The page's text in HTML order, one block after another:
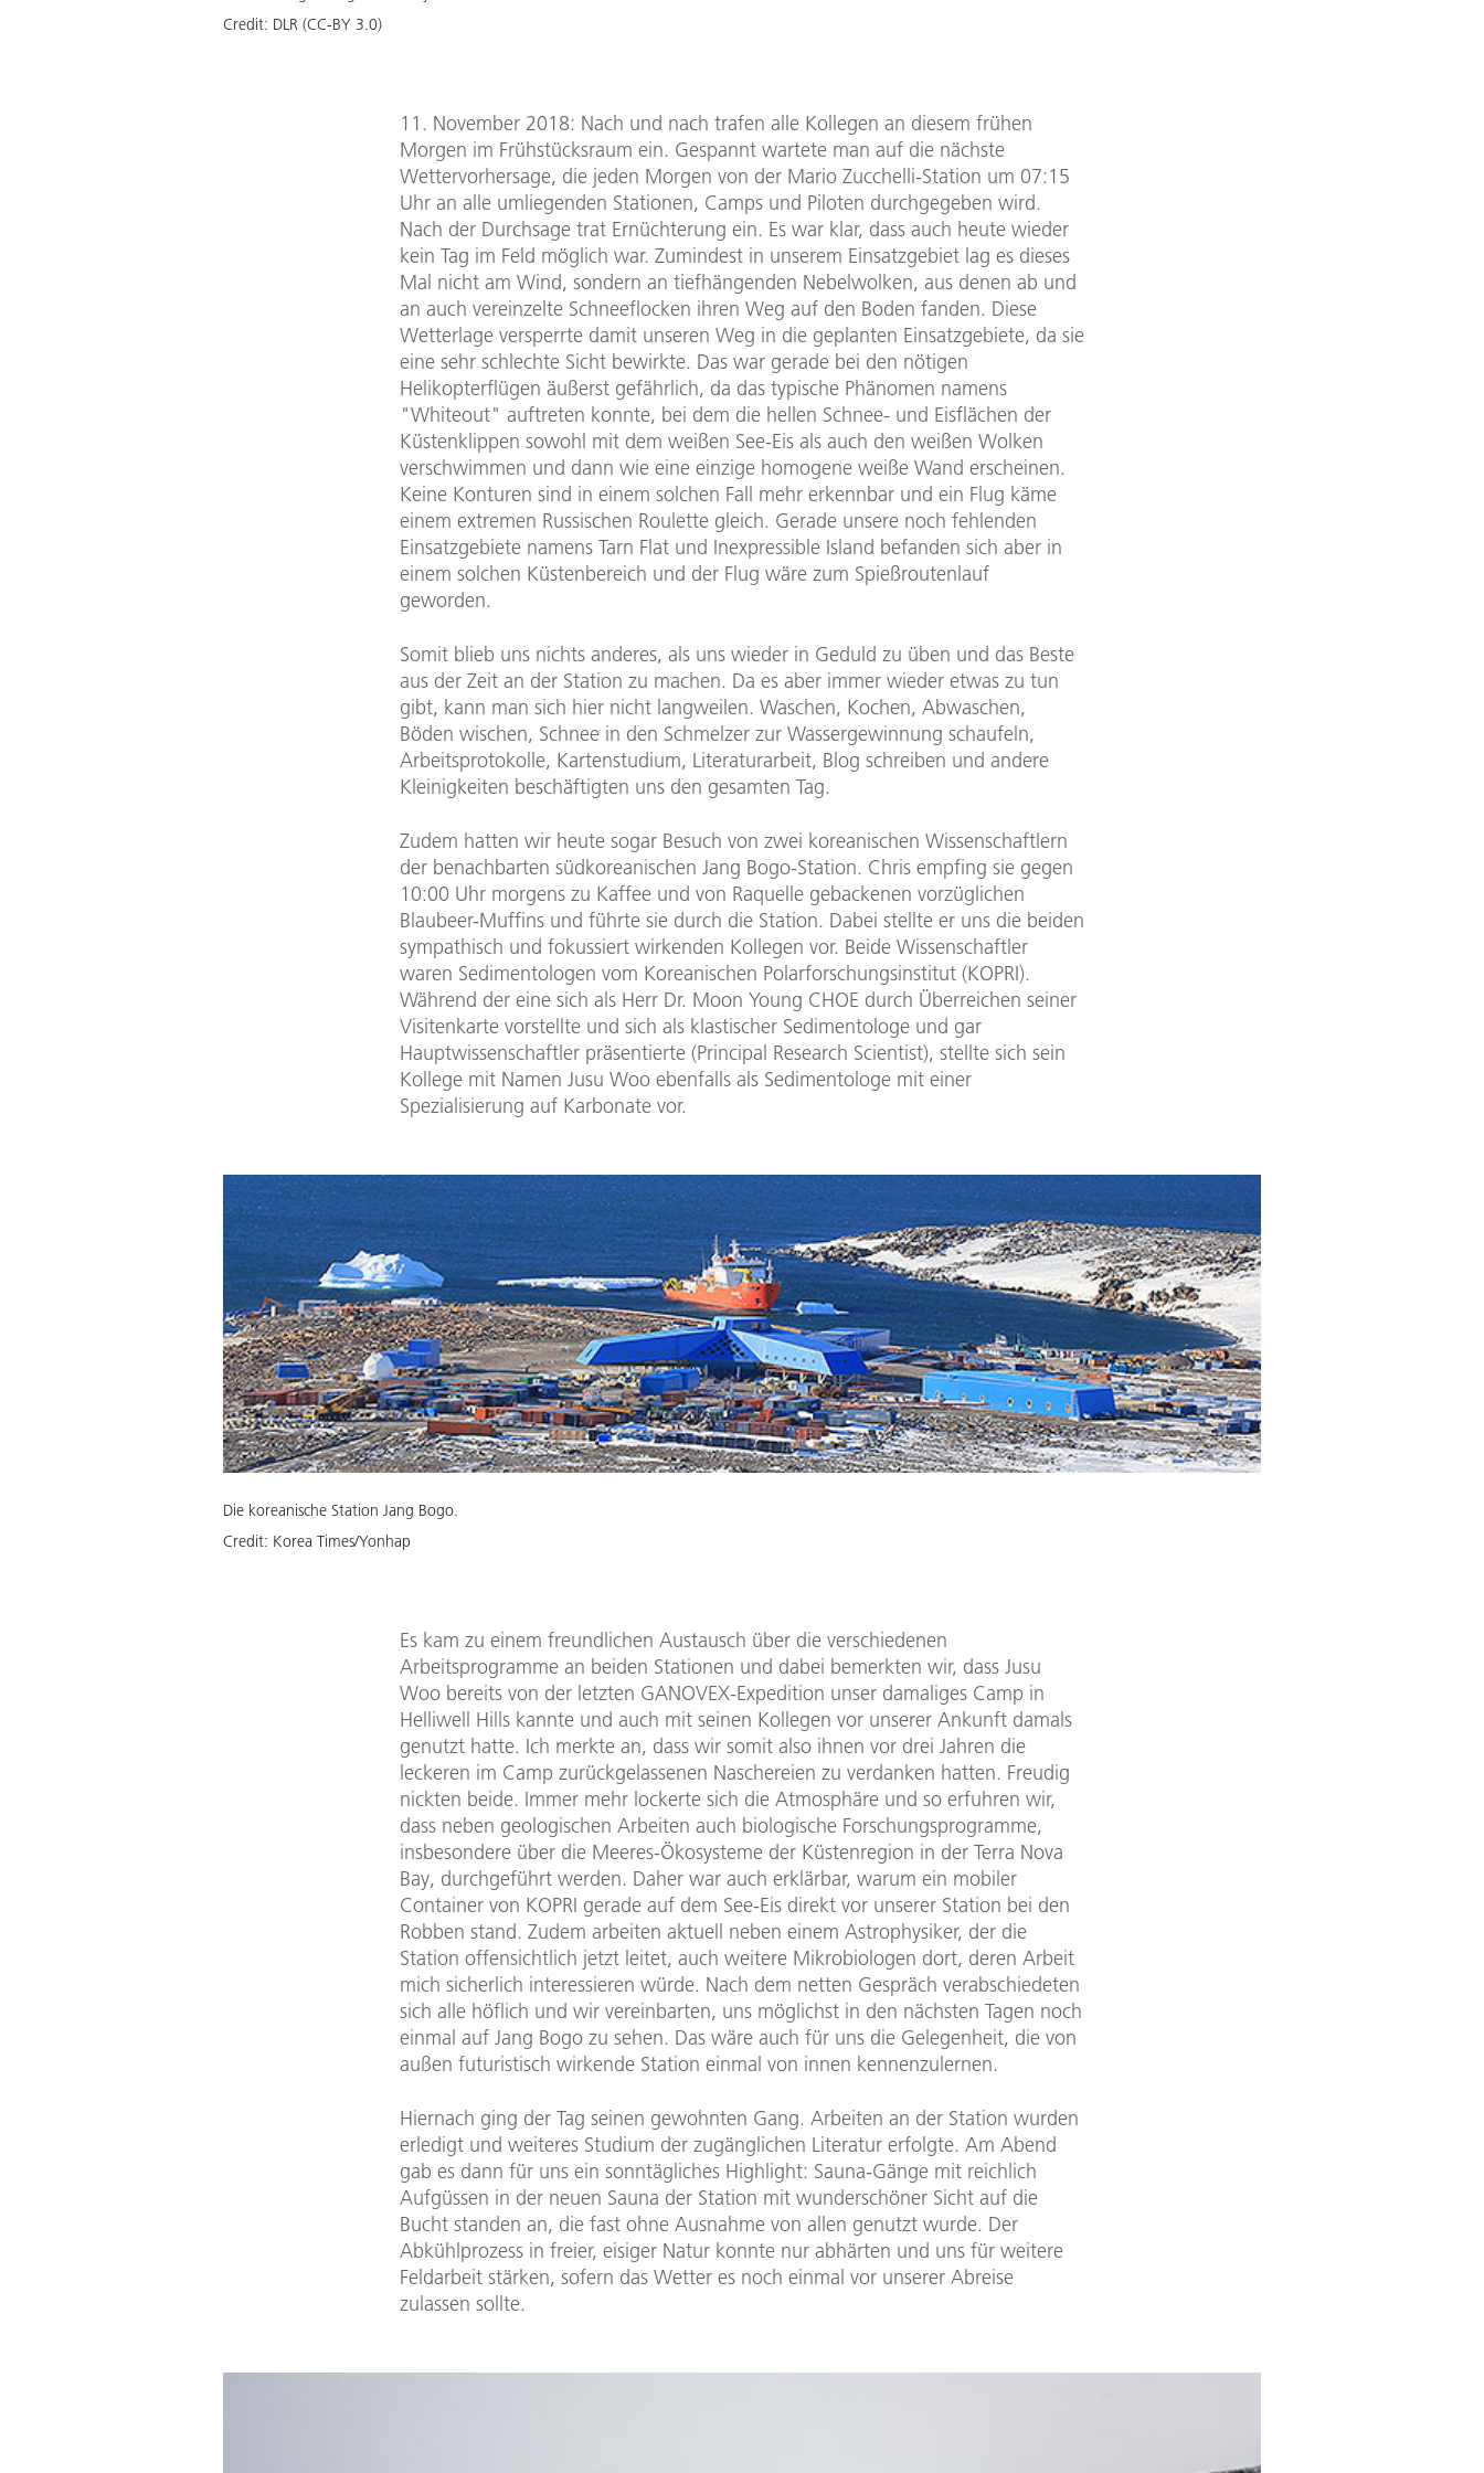
Credit: DLR (CC-BY 3.0)
11. November 2018: Nach und nach trafen alle Kollegen an diesem frühen
Morgen im Frühstücksraum ein. Gespannt wartete man auf die nächste
Wettervorhersage, die jeden Morgen von der Mario Zucchelli-Station um 07:15
Uhr an alle umliegenden Stationen, Camps und Piloten durchgegeben wird.
Nach der Durchsage trat Ernüchterung ein. Es war klar, dass auch heute wieder
kein Tag im Feld möglich war. Zumindest in unserem Einsatzgebiet lag es dieses
Mal nicht am Wind, sondern an tiefhängenden Nebelwolken, aus denen ab und
an auch vereinzelte Schneeflocken ihren Weg auf den Boden fanden. Diese
Wetterlage versperrte damit unseren Weg in die geplanten Einsatzgebiete, da sie
eine sehr schlechte Sicht bewirkte. Das war gerade bei den nötigen
Helikopterflügen äußerst gefährlich, da das typische Phänomen namens
"Whiteout" auftreten konnte, bei dem die hellen Schnee- und Eisflächen der
Küstenklippen sowohl mit dem weißen See-Eis als auch den weißen Wolken
verschwimmen und dann wie eine einzige homogene weiße Wand erscheinen.
Keine Konturen sind in einem solchen Fall mehr erkennbar und ein Flug käme
einem extremen Russischen Roulette gleich. Gerade unsere noch fehlenden
Einsatzgebiete namens Tarn Flat und Inexpressible Island befanden sich aber in
einem solchen Küstenbereich und der Flug wäre zum Spießroutenlauf
geworden.
Somit blieb uns nichts anderes, als uns wieder in Geduld zu üben und das Beste
aus der Zeit an der Station zu machen. Da es aber immer wieder etwas zu tun
gibt, kann man sich hier nicht langweilen. Waschen, Kochen, Abwaschen,
Böden wischen, Schnee in den Schmelzer zur Wassergewinnung schaufeln,
Arbeitsprotokolle, Kartenstudium, Literaturarbeit, Blog schreiben und andere
Kleinigkeiten beschäftigten uns den gesamten Tag.
Zudem hatten wir heute sogar Besuch von zwei koreanischen Wissenschaftlern
der benachbarten südkoreanischen Jang Bogo-Station. Chris empfing sie gegen
10:00 Uhr morgens zu Kaffee und von Raquelle gebackenen vorzüglichen
Blaubeer-Muffins und führte sie durch die Station. Dabei stellte er uns die beiden
sympathisch und fokussiert wirkenden Kollegen vor. Beide Wissenschaftler
waren Sedimentologen vom Koreanischen Polarforschungsinstitut (KOPRI).
Während der eine sich als Herr Dr. Moon Young CHOE durch Überreichen seiner
Visitenkarte vorstellte und sich als klastischer Sedimentologe und gar
Hauptwissenschaftler präsentierte (Principal Research Scientist), stellte sich sein
Kollege mit Namen Jusu Woo ebenfalls als Sedimentologe mit einer
Spezialisierung auf Karbonate vor.
Die koreanische Station Jang Bogo.
Credit: Korea Times/Yonhap
Es kam zu einem freundlichen Austausch über die verschiedenen
Arbeitsprogramme an beiden Stationen und dabei bemerkten wir, dass Jusu
Woo bereits von der letzten GANOVEX-Expedition unser damaliges Camp in
Helliwell Hills kannte und auch mit seinen Kollegen vor unserer Ankunft damals
genutzt hatte. Ich merkte an, dass wir somit also ihnen vor drei Jahren die
leckeren im Camp zurückgelassenen Naschereien zu verdanken hatten. Freudig
nickten beide. Immer mehr lockerte sich die Atmosphäre und so erfuhren wir,
dass neben geologischen Arbeiten auch biologische Forschungsprogramme,
insbesondere über die Meeres-Ökosysteme der Küstenregion in der Terra Nova
Bay, durchgeführt werden. Daher war auch erklärbar, warum ein mobiler
Container von KOPRI gerade auf dem See-Eis direkt vor unserer Station bei den
Robben stand. Zudem arbeiten aktuell neben einem Astrophysiker, der die
Station offensichtlich jetzt leitet, auch weitere Mikrobiologen dort, deren Arbeit
mich sicherlich interessieren würde. Nach dem netten Gespräch verabschiedeten
sich alle höflich und wir vereinbarten, uns möglichst in den nächsten Tagen noch
einmal auf Jang Bogo zu sehen. Das wäre auch für uns die Gelegenheit, die von
außen futuristisch wirkende Station einmal von innen kennenzulernen.
Hiernach ging der Tag seinen gewohnten Gang. Arbeiten an der Station wurden
erledigt und weiteres Studium der zugänglichen Literatur erfolgte. Am Abend
gab es dann für uns ein sonntägliches Highlight: Sauna-Gänge mit reichlich
Aufgüssen in der neuen Sauna der Station mit wunderschöner Sicht auf die
Bucht standen an, die fast ohne Ausnahme von allen genutzt wurde. Der
Abkühlprozess in freier, eisiger Natur konnte nur abhärten und uns für weitere
Feldarbeit stärken, sofern das Wetter es noch einmal vor unserer Abreise
zulassen sollte.